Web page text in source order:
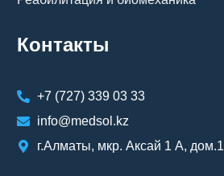
Контакты
+7 (727) 339 03 33
info@medsol.kz
г.Алматы, мкр. Аксай 1 А, дом.1